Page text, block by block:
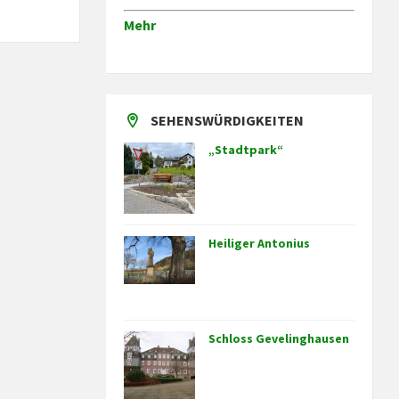
Mehr
SEHENSWÜRDIGKEITEN
„Stadtpark“
Heiliger Antonius
Schloss Gevelinghausen